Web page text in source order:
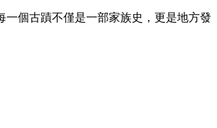
一個古蹟不僅是一部家族史，更是地方發